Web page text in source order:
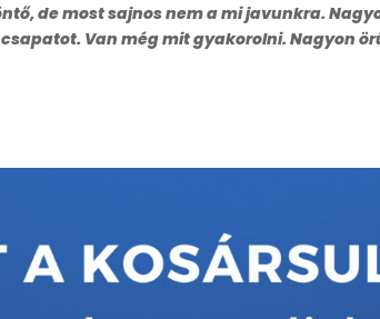
de most sajnos nem a mi javunkra.
Van még mit gyakorolni. Nagyon